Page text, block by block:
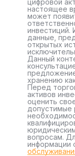
цифровой
настоящее
может
инвестиций.
данные,
открытых
Данный
хранению
Перед
активов
оценить
допустимые
вопросам.
информации